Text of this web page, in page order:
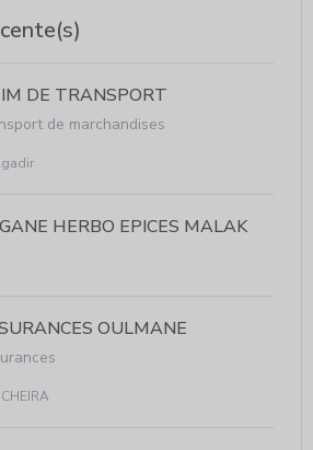
DE TRANSPORT
de marchandises
HERBO EPICES MALAK
OULMANE